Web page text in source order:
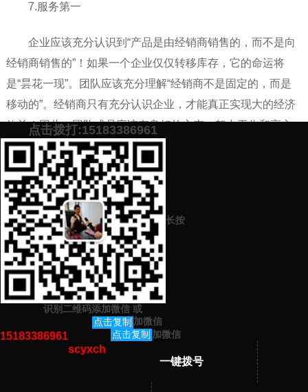
7.服务第一
企业应该充分认识到“产品是由经销商销售的，而不是向
经销商销售的”！如果一个企业仅仅转移库存，它的命运将
是“昙花一现”。团队应该充分理解“经销商不是固定的，而是
移动的”。经销商只有充分认识企业，才能真正实现大的经济
效益！因此，团队成员应该有良好的心态，努力工作和高心
态。
预约营销老师 添加微信号：scyxch
案！
上一篇：产品和宣传如何才能达到良好的品牌推广效果
下一篇：品牌策划推广中的一大雷区（品牌策划需要注意的地方）
猜你感兴趣的内容
暂无相关文章！
点击拨打:15183386961
长按
识别二维码添加微信 或
点击复制
15183386961
加微信
点击复制
scyxch
加微信
一键拨号